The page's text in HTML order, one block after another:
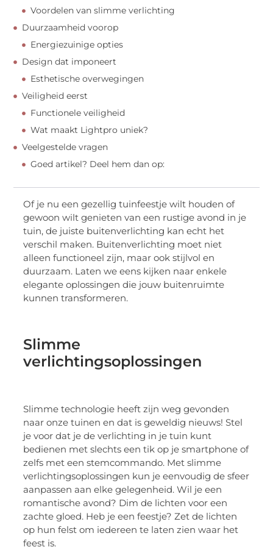
Voordelen van slimme verlichting
Duurzaamheid voorop
Energiezuinige opties
Design dat imponeert
Esthetische overwegingen
Veiligheid eerst
Functionele veiligheid
Wat maakt Lightpro uniek?
Veelgestelde vragen
Goed artikel? Deel hem dan op:
Of je nu een gezellig tuinfeestje wilt houden of
gewoon wilt genieten van een rustige avond in je
tuin, de juiste buitenverlichting kan echt het
verschil maken. Buitenverlichting moet niet
alleen functioneel zijn, maar ook stijlvol en
duurzaam. Laten we eens kijken naar enkele
elegante oplossingen die jouw buitenruimte
kunnen transformeren.
Slimme
verlichtingsoplossingen
Slimme technologie heeft zijn weg gevonden
naar onze tuinen en dat is geweldig nieuws! Stel
je voor dat je de verlichting in je tuin kunt
bedienen met slechts een tik op je smartphone of
zelfs met een stemcommando. Met slimme
verlichtingsoplossingen kun je eenvoudig de sfeer
aanpassen aan elke gelegenheid. Wil je een
romantische avond? Dim de lichten voor een
zachte gloed. Heb je een feestje? Zet de lichten
op hun felst om iedereen te laten zien waar het
feest is.